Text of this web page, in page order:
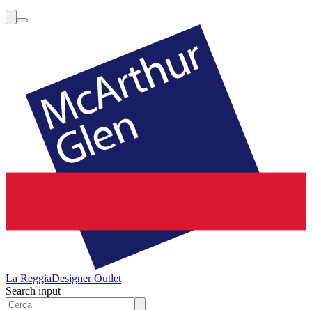
La ReggiaDesigner Outlet
Search input